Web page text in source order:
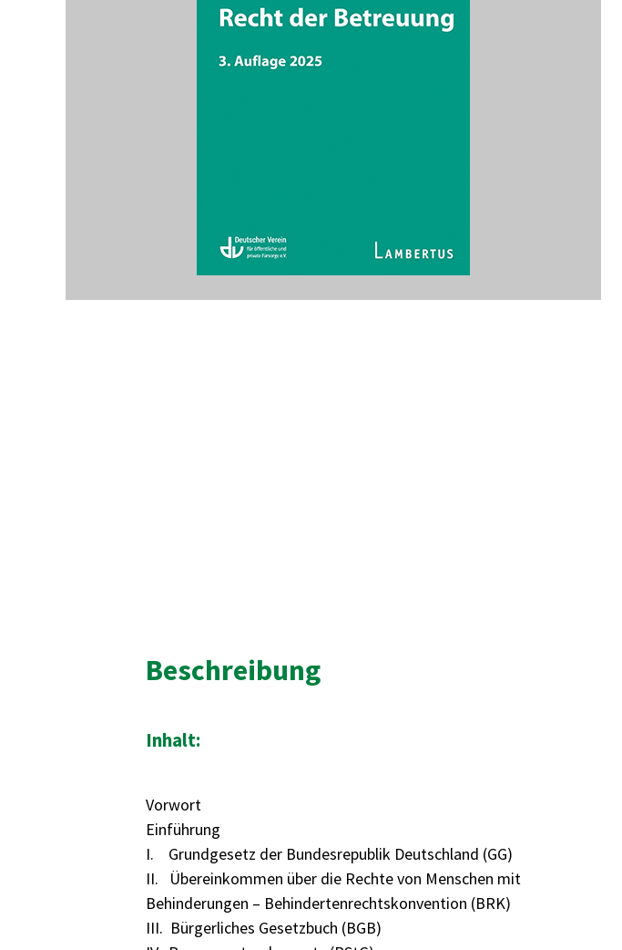
Beschreibung
Inhalt:
Vorwort
Einführung
I. Grundgesetz der Bundesrepublik Deutschland (GG)
II. Übereinkommen über die Rechte von Menschen mit
Behinderungen – Behindertenrechtskonvention (BRK)
III. Bürgerliches Gesetzbuch (BGB)